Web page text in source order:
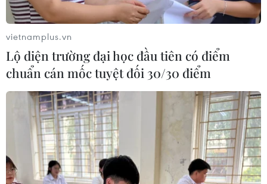
vietnamplus.vn
Lộ diện trường đại học đầu tiên có điểm
chuẩn cán mốc tuyệt đối 30/30 điểm